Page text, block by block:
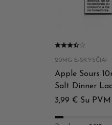
20MG E-SKYSČIAI
Apple Sours
Salt Dinner
3,99 € Su PVM